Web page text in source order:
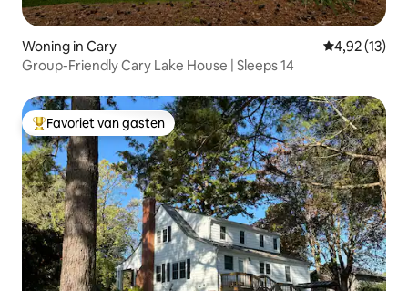
Woning in Cary Gemiddelde
4,92 (13)
Group-Friendly Cary Lake House | Sleeps 14
Topfavoriet van gasten
Favoriet van gasten